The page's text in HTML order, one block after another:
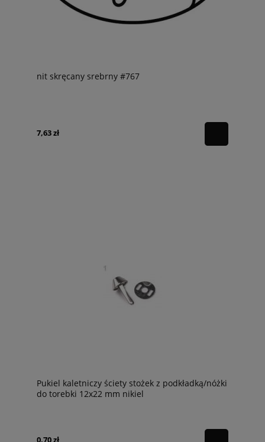
nit skręcany srebrny #767
7,63 zł
Pukiel kaletniczy ściety stożek z podkładką/nóżki
do torebki 12x22 mm nikiel
0,70 zł